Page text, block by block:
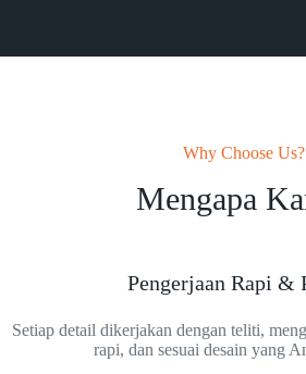
Why Choose Us?
Mengapa
Pengerjaan Rapi &
Setiap detail dikerjakan dengan teliti,
rapi, dan sesuai desain yang